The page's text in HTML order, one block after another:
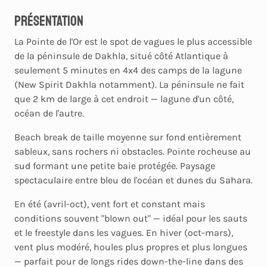
Présentation
La Pointe de l'Or est le spot de vagues le plus accessible
de la péninsule de Dakhla, situé côté Atlantique à
seulement 5 minutes en 4x4 des camps de la lagune
(New Spirit Dakhla notamment). La péninsule ne fait
que 2 km de large à cet endroit — lagune d'un côté,
océan de l'autre.
Beach break de taille moyenne sur fond entièrement
sableux, sans rochers ni obstacles. Pointe rocheuse au
sud formant une petite baie protégée. Paysage
spectaculaire entre bleu de l'océan et dunes du Sahara.
En été (avril-oct), vent fort et constant mais
conditions souvent "blown out" — idéal pour les sauts
et le freestyle dans les vagues. En hiver (oct-mars),
vent plus modéré, houles plus propres et plus longues
— parfait pour de longs rides down-the-line dans des